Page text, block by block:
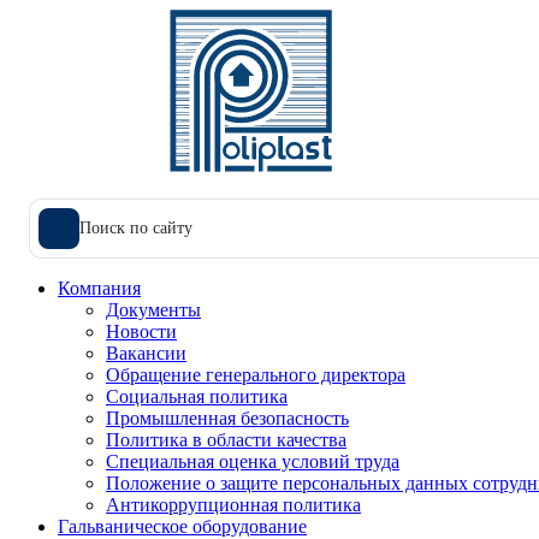
Поиск по сайту
Компания
Документы
Новости
Вакансии
Обращение генерального директора
Социальная политика
Промышленная безопасность
Политика в области качества
Специальная оценка условий труда
Положение о защите персональных данных
Антикоррупционная политика
Гальваническое оборудование